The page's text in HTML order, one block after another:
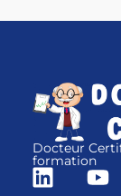
Docteur
formation